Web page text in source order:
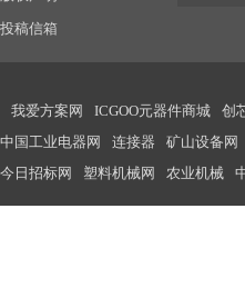
投稿信箱
我爱方案网 ICGOO元器件商城 创
中国工业电器网
连接器 矿山设备网
今日招标网
塑料机械网 农业机械